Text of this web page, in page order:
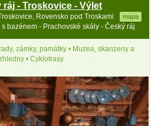
ráj - Troskovice - Výlet
Rovensko pod Troskami mapa
bazénem - Prachovské skály - Český ráj
zámky, památky • Muzea, skanzeny a
• Cyklotrasy